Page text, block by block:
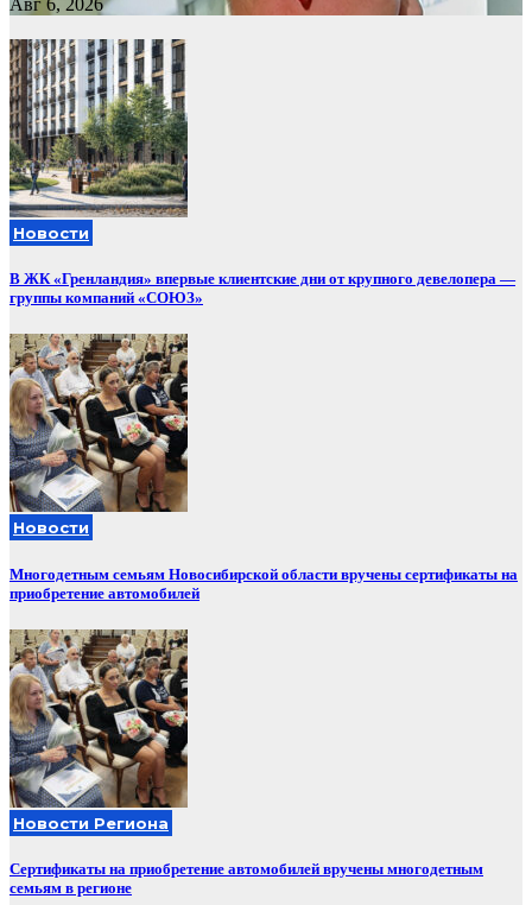
Авг 6, 2026
Новости
В ЖК «Гренландия» впервые клиентские дни от крупного девелопера —
группы компаний «СОЮЗ»
Новости
Многодетным семьям Новосибирской области вручены сертификаты на
приобретение автомобилей
Новости Региона
Сертификаты на приобретение автомобилей вручены многодетным
семьям в регионе